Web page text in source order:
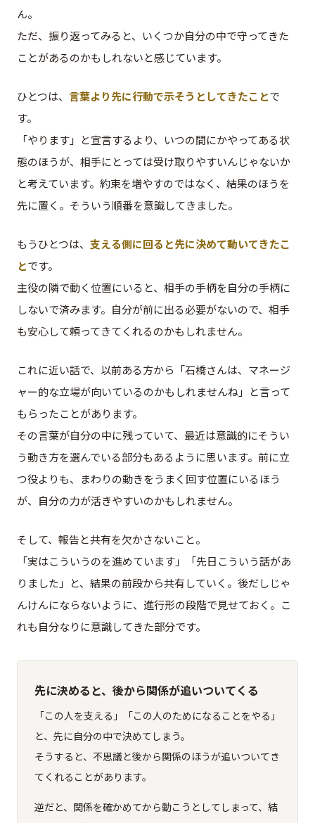
ん。
ただ、振り返ってみると、いくつか自分の中で守ってきた
ことがあるのかもしれないと感じています。
ひとつは、 言葉より先に行動で示そうとしてきたことで
す。
「やります」と宣言するより、いつの間にかやってある状
態のほうが、相手にとっては受け取りやすいんじゃないか
と考えています。約束を増やすのではなく、結果のほうを
先に置く。そういう順番を意識してきました。
もうひとつは、 支える側に回ると先に決めて動いてきたこ
とです。
主役の隣で動く位置にいると、相手の手柄を自分の手柄に
しないで済みます。自分が前に出る必要がないので、相手
も安心して頼ってきてくれるのかもしれません。
これに近い話で、以前ある方から「石橋さんは、マネージ
ャー的な立場が向いているのかもしれませんね」と言って
もらったことがあります。
その言葉が自分の中に残っていて、最近は意識的にそうい
う動き方を選んでいる部分もあるように思います。前に立
つ役よりも、まわりの動きをうまく回す位置にいるほう
が、自分の力が活きやすいのかもしれません。
そして、報告と共有を欠かさないこと。
「実はこういうのを進めています」「先日こういう話があ
りました」と、結果の前段から共有していく。後だしじゃ
んけんにならないように、進行形の段階で見せておく。こ
れも自分なりに意識してきた部分です。
先に決めると、後から関係が追いついてくる
「この人を支える」「この人のためになることをやる」
と、先に自分の中で決めてしまう。
そうすると、不思議と後から関係のほうが追いついてき
てくれることがあります。
逆だと、関係を確かめてから動こうとしてしまって、結